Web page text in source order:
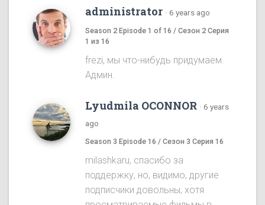
administrator · 6 years ago
Season 2 Episode 1 of 16 / Сезон 2 Серия
1 из 16
frezi, мы что-нибудь придумаем.
Админ.
Lyudmila OCONNOR · 6 years
ago
Season 3 Episode 16 / Сезон 3 Серия 16
milashkaru, спасибо за
поддержку, но, видимо, другие
подписчики довольны, хотя